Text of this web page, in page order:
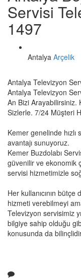
Servisi
1497
Antalya Arçelik
Antalya Televizyon
Antalya Televizyon
An Bizi Arayabilirsiniz.
Sizlerle. 7/24 Müşteri
Kemer genelinde
avantajı sunuyoruz.
Kemer Buzdolabı
güvenilir ve ekonomik
servisi hizmetimizle
Her kullanıcının
hizmeti verebilmeyi
Televizyon servisimiz
bilgiye sahip olduğu
konusunda da